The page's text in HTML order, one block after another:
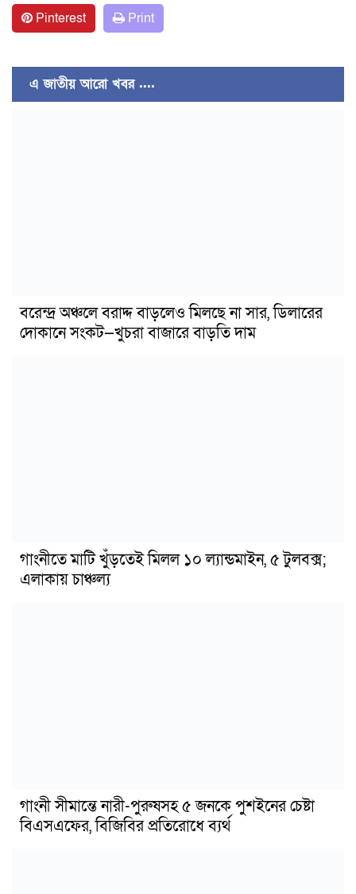
Pinterest
Print
এ জাতীয় আরো খবর ....
বরেন্দ্র অঞ্চলে বরাদ্দ বাড়লেও মিলছে না সার, ডিলারের
দোকানে সংকট—খুচরা বাজারে বাড়তি দাম
গাংনীতে মাটি খুঁড়তেই মিলল ১০ ল্যান্ডমাইন, ৫ টুলবক্স;
এলাকায় চাঞ্চল্য
গাংনী সীমান্তে নারী-পুরুষসহ ৫ জনকে পুশইনের চেষ্টা
বিএসএফের, বিজিবির প্রতিরোধে ব্যর্থ